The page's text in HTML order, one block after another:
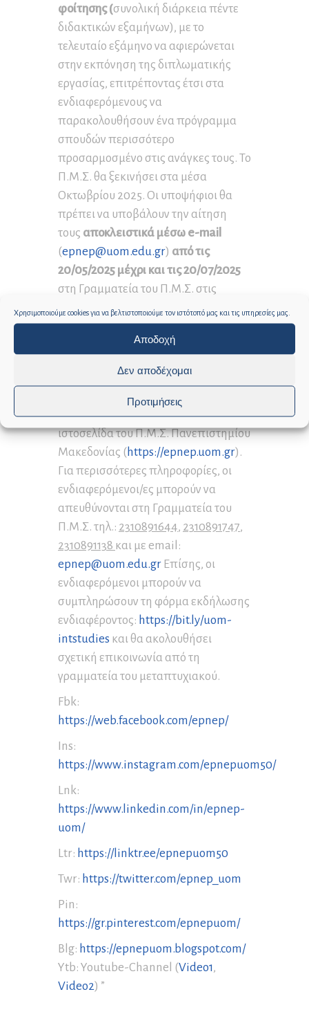
Χρησιμοποιούμε cookies για να βελτιστοποιούμε τον ιστότοπό μας και τις υπηρεσίες μας.
Αποδοχή
Δεν αποδέχομαι
Προτιμήσεις
φοίτησης (συνολική διάρκεια πέντε
διδακτικών εξαμήνων), με το
τελευταίο εξάμηνο να αφιερώνεται
στην εκπόνηση της διπλωματικής
εργασίας, επιτρέποντας έτσι στα
ενδιαφερόμενους να
παρακολουθήσουν ένα πρόγραμμα
σπουδών περισσότερο
προσαρμοσμένο στις ανάγκες τους. Το
Π.Μ.Σ. θα ξεκινήσει στα μέσα
Οκτωβρίου 2025. Οι υποψήφιοι θα
πρέπει να υποβάλουν την αίτηση
τους αποκλειστικά μέσω e-mail
(epnep@uom.edu.gr) από τις
20/05/2025 μέχρι και τις 20/07/2025
στη Γραμματεία του Π.Μ.Σ. στις
Ε.Π.Ν.Ε.Ε.Π. του Τμήματος Δ.Ε.Σ. Δείτε
εδώτην προκήρυξη και όλα τα
απαραίτητα δικαιολογητικά.
Επικοινωνία – Πληροφορίες
Στην ιστοσελίδα του προγράμματος
(www.metaptyxiako.eu) και στην
ιστοσελίδα του Π.Μ.Σ. Πανεπιστημίου
Μακεδονίας (https://epnep.uom.gr).
Για περισσότερες πληροφορίες, οι
ενδιαφερόμενοι/ες μπορούν να
απευθύνονται στη Γραμματεία του
Π.Μ.Σ. τηλ.: 2310891644, 2310891747,
2310891138 και με email:
epnep@uom.edu.gr Επίσης, οι
ενδιαφερόμενοι μπορούν να
συμπληρώσουν τη φόρμα εκδήλωσης
ενδιαφέροντος: https://bit.ly/uom-
intstudies και θα ακολουθήσει
σχετική επικοινωνία από τη
γραμματεία του μεταπτυχιακού.
Fbk:
https://web.facebook.com/epnep/
Ins:
https://www.instagram.com/epnepuom50/
Lnk:
https://www.linkedin.com/in/epnep-
uom/
Ltr: https://linktr.ee/epnepuom50
Twr: https://twitter.com/epnep_uom
Pin:
https://gr.pinterest.com/epnepuom/
Blg: https://epnepuom.blogspot.com/
Υtb: Youtube-Channel (Video1,
Video2) ”